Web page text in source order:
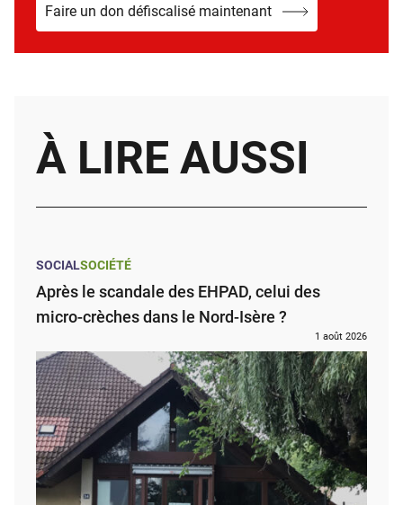
Faire un don défiscalisé maintenant
À LIRE AUSSI
SOCIALSOCIÉTÉ
Après le scandale des EHPAD, celui des
micro-crèches dans le Nord-Isère ?
1 août 2026